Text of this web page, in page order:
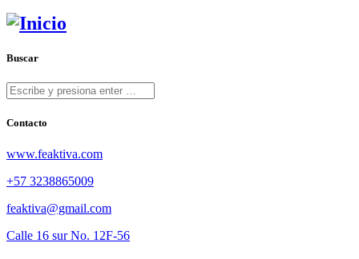
Buscar
Contacto
www.feaktiva.com
+57 3238865009
feaktiva@gmail.com
Calle 16 sur No. 12F-56